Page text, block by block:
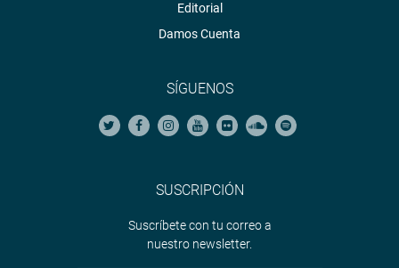
Editorial
Damos Cuenta
SÍGUENOS
SUSCRIPCIÓN
Suscríbete con tu correo a
nuestro newsletter.